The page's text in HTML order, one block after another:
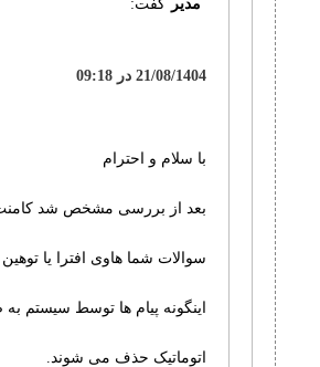
مدیر گفت:
21/08/1404 در 09:18
با سلام و احترام
بعد از بررسی مشخص شد
سوالات شما هاوی افترا یا توهین
اینگونه پیام ها توسط سیستم
اتوماتیک حذف می شوند.